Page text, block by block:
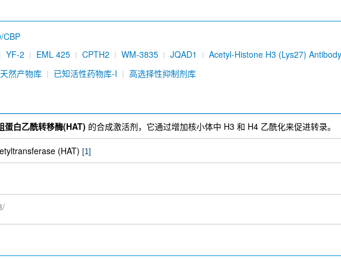
CBP
YF-2 EML 425 CPTH2 WM-3835 JQAD1
Acetyl-Histone H3 (Lys27)
天然产物库 已知活性药物库-I 高选择性抑制剂库
蛋白乙酰转移酶(HAT) 的合成激活剂，它通过增加核小体中 H3 和 H4 乙酰化来促进转录。
(HAT) [1]